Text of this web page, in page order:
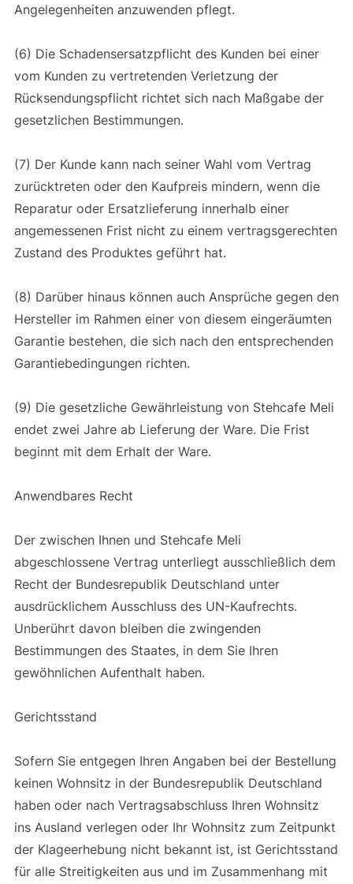
Angelegenheiten anzuwenden pflegt.
(6) Die Schadensersatzpflicht des Kunden bei einer
vom Kunden zu vertretenden Verletzung der
Rücksendungspflicht richtet sich nach Maßgabe der
gesetzlichen Bestimmungen.
(7) Der Kunde kann nach seiner Wahl vom Vertrag
zurücktreten oder den Kaufpreis mindern, wenn die
Reparatur oder Ersatzlieferung innerhalb einer
angemessenen Frist nicht zu einem vertragsgerechten
Zustand des Produktes geführt hat.
(8) Darüber hinaus können auch Ansprüche gegen den
Hersteller im Rahmen einer von diesem eingeräumten
Garantie bestehen, die sich nach den entsprechenden
Garantiebedingungen richten.
(9) Die gesetzliche Gewährleistung von Stehcafe Meli
endet zwei Jahre ab Lieferung der Ware. Die Frist
beginnt mit dem Erhalt der Ware.
Anwendbares Recht
Der zwischen Ihnen und Stehcafe Meli
abgeschlossene Vertrag unterliegt ausschließlich dem
Recht der Bundesrepublik Deutschland unter
ausdrücklichem Ausschluss des UN-Kaufrechts.
Unberührt davon bleiben die zwingenden
Bestimmungen des Staates, in dem Sie Ihren
gewöhnlichen Aufenthalt haben.
Gerichtsstand
Sofern Sie entgegen Ihren Angaben bei der Bestellung
keinen Wohnsitz in der Bundesrepublik Deutschland
haben oder nach Vertragsabschluss Ihren Wohnsitz
ins Ausland verlegen oder Ihr Wohnsitz zum Zeitpunkt
der Klageerhebung nicht bekannt ist, ist Gerichtsstand
für alle Streitigkeiten aus und im Zusammenhang mit